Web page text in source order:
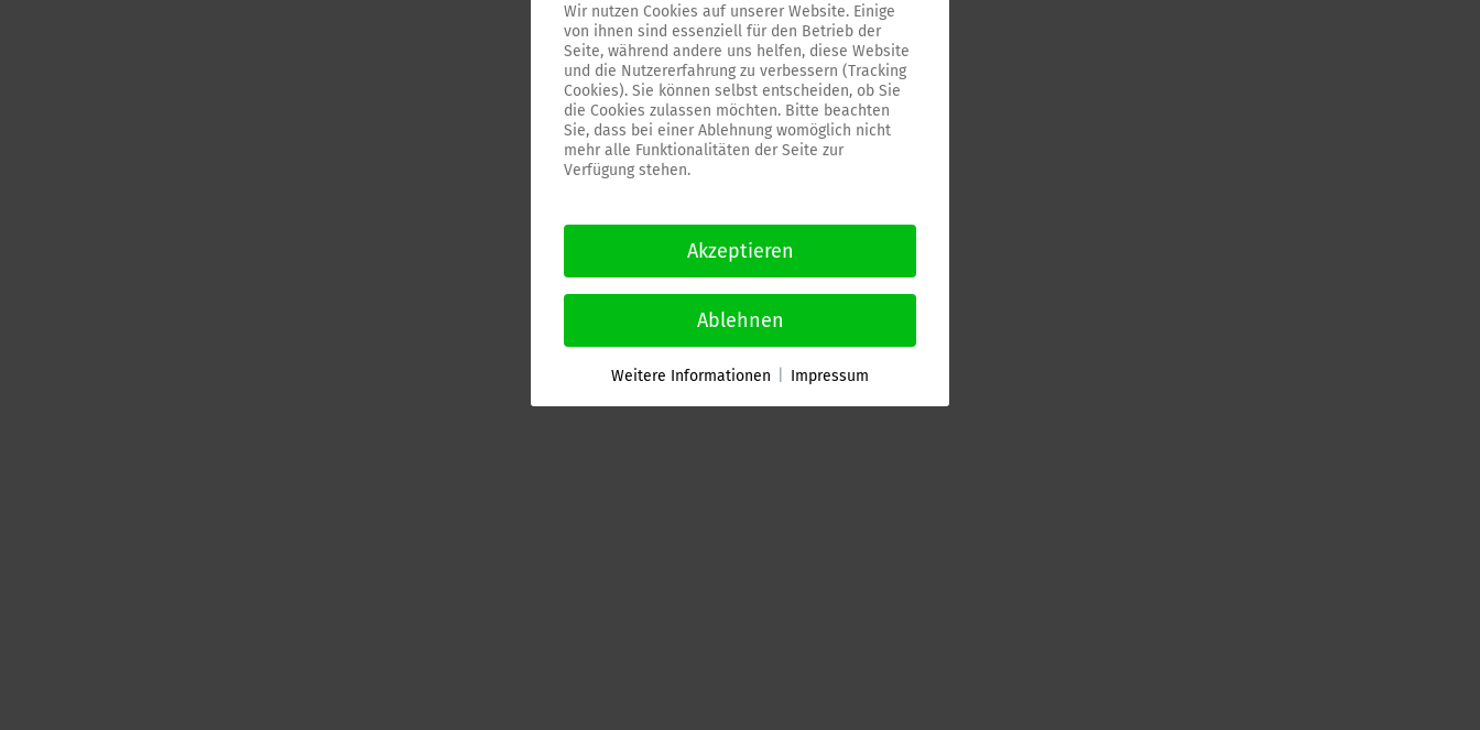
Wir nutzen Cookies auf unserer Website. Einige
von ihnen sind essenziell für den Betrieb der
Seite, während andere uns helfen, diese Website
und die Nutzererfahrung zu verbessern (Tracking
Cookies). Sie können selbst entscheiden, ob Sie
die Cookies zulassen möchten. Bitte beachten
Sie, dass bei einer Ablehnung womöglich nicht
mehr alle Funktionalitäten der Seite zur
Verfügung stehen.
Akzeptieren
Ablehnen
Weitere Informationen Impressum